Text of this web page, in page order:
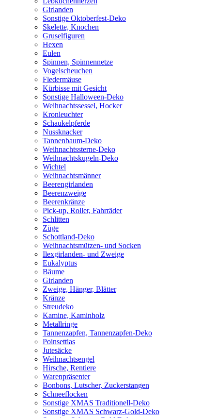
Girlanden
Sonstige Oktoberfest-Deko
Skelette, Knochen
Gruselfiguren
Hexen
Eulen
Spinnen, Spinnennetze
Vogelscheuchen
Fledermäuse
Kürbisse mit Gesicht
Sonstige Halloween-Deko
Weihnachtssessel, Hocker
Kronleuchter
Schaukelpferde
Nussknacker
Tannenbaum-Deko
Weihnachtssterne-Deko
Weihnachtskugeln-Deko
Wichtel
Weihnachtsmänner
Beerengirlanden
Beerenzweige
Beerenkränze
Pick-up, Roller, Fahrräder
Schlitten
Züge
Schottland-Deko
Weihnachtsmützen- und Socken
Ilexgirlanden- und Zweige
Eukalyptus
Bäume
Girlanden
Zweige, Hänger, Blätter
Kränze
Streudeko
Kamine, Kaminholz
Metallringe
Tannenzapfen, Tannenzapfen-Deko
Poinsettias
Jutesäcke
Weihnachtsengel
Hirsche, Rentiere
Warenpräsenter
Bonbons, Lutscher, Zuckerstangen
Schneeflocken
Sonstige XMAS Traditionell-Deko
Sonstige XMAS Schwarz-Gold-Deko